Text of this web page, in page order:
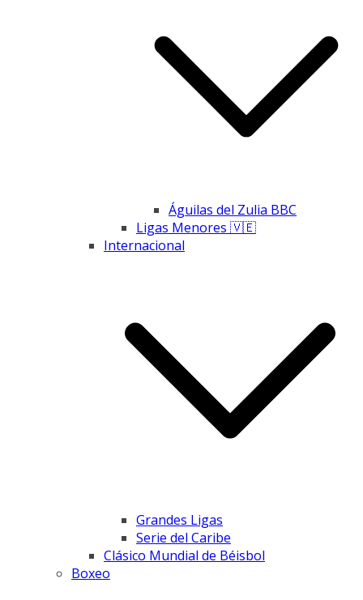
Águilas del Zulia BBC
Ligas Menores 🇻🇪
Internacional
Grandes Ligas
Serie del Caribe
Clásico Mundial de Béisbol
Boxeo